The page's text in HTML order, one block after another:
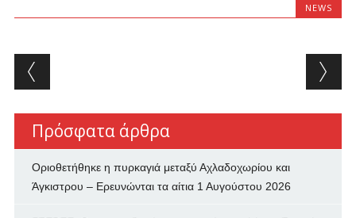
NEWS
Post navigation
Πρόσφατα άρθρα
Οριοθετήθηκε η πυρκαγιά μεταξύ Αχλαδοχωρίου και
Άγκιστρου – Ερευνώνται τα αίτια 1 Αυγούστου 2026